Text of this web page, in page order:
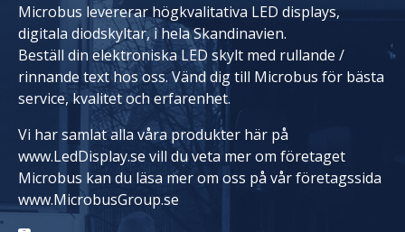
Microbus levererar högkvalitativa LED displays,
digitala diodskyltar, i hela Skandinavien.
Beställ din elektroniska LED skylt med rullande /
rinnande text hos oss. Vänd dig till Microbus för bästa
service, kvalitet och erfarenhet.
Vi har samlat alla våra produkter här på
www.LedDisplay.se vill du veta mer om företaget
Microbus kan du läsa mer om oss på vår företagssida
www.MicrobusGroup.se